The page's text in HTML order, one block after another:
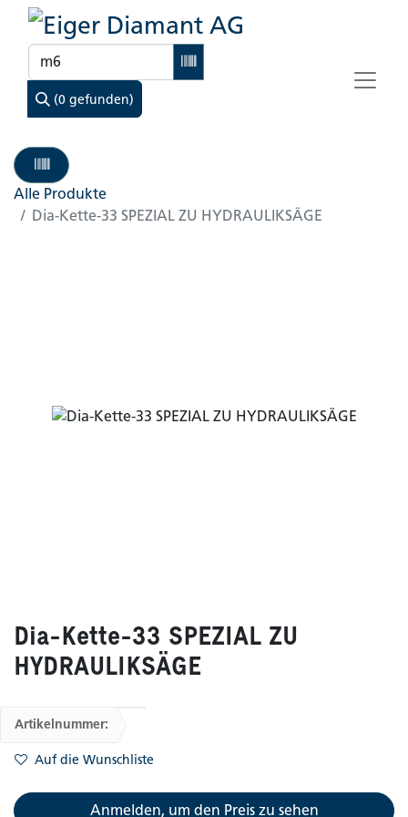
(0 gefunden)
Alle Produkte
Dia-Kette-33 SPEZIAL ZU HYDRAULIKSÄGE
Dia-Kette-33 SPEZIAL ZU
HYDRAULIKSÄGE
Artikelnummer:
Auf die Wunschliste
Anmelden, um den Preis zu sehen